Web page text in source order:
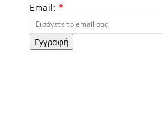
Email: *
Εγγραφή